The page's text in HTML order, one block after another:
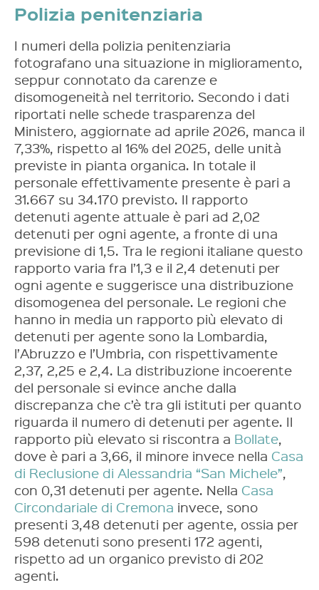
Polizia penitenziaria
I numeri della polizia penitenziaria
fotografano una situazione in miglioramento,
seppur connotato da carenze e
disomogeneità nel territorio. Secondo i dati
riportati nelle schede trasparenza del
Ministero, aggiornate ad aprile 2026, manca il
7,33%, rispetto al 16% del 2025, delle unità
previste in pianta organica. In totale il
personale effettivamente presente è pari a
31.667 su 34.170 previsto. Il rapporto
detenuti agente attuale è pari ad 2,02
detenuti per ogni agente, a fronte di una
previsione di 1,5. Tra le regioni italiane questo
rapporto varia fra l’1,3 e il 2,4 detenuti per
ogni agente e suggerisce una distribuzione
disomogenea del personale. Le regioni che
hanno in media un rapporto più elevato di
detenuti per agente sono la Lombardia,
l’Abruzzo e l’Umbria, con rispettivamente
2,37, 2,25 e 2,4. La distribuzione incoerente
del personale si evince anche dalla
discrepanza che c’è tra gli istituti per quanto
riguarda il numero di detenuti per agente. Il
rapporto più elevato si riscontra a Bollate,
dove è pari a 3,66, il minore invece nella Casa
di Reclusione di Alessandria “San Michele”,
con 0,31 detenuti per agente. Nella Casa
Circondariale di Cremona invece, sono
presenti 3,48 detenuti per agente, ossia per
598 detenuti sono presenti 172 agenti,
rispetto ad un organico previsto di 202
agenti.